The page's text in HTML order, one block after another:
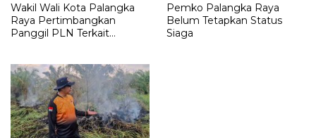
Wakil Wali Kota Palangka
Raya Pertimbangkan
Panggil PLN Terkait
Pemko Palangka Raya
Belum Tetapkan Status
Siaga